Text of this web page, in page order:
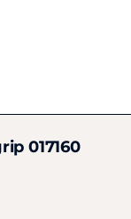
017160